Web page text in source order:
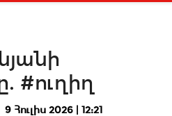
#ուղիղ
9 Հուլիս 2026 | 12:21